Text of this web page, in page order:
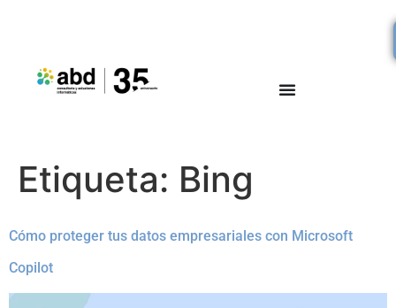
Etiqueta: Bing
Cómo proteger tus datos empresariales con Microsoft
Copilot